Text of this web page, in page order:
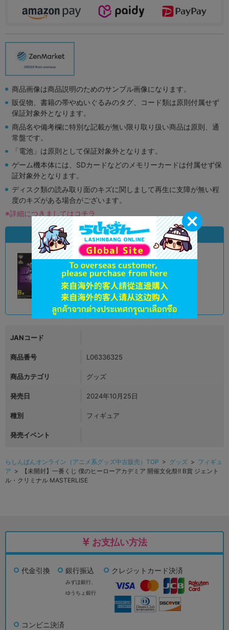
商品画像は商品説明のためのサンプル画像になります。
販促物、書籍の帯やぬいぐるみのタグ、コード類は原則付属せず
保証対象外となります。
商品名や備考欄に特別な記載が無い限り取り扱い商品は原則、通
常盤です。
「電池」は原則として保証対象外となります。
ゲーム機本体には、SDカードなどのメモリーカードは付属せず保
証対象外となります。
ディスク類の読み取り面のキズに関しまして再生に支障が無い程
度のキズがある場合がございます。
※詳細につきましてはコチラ
状態違いの同一商品
状態 :A
オンライン
品切状態 2,990 円 税込
JANコード
商品番号 L06336325
商品カテゴリ グッズ
発売日 2024年10月25日
種別 フィギュア
発売イベント
らしんばんオンライン（アニメ系グッズ中古販売）TOP > グッズ > フィギュ
ア > 【未開封】一番くじ 僕のヒーローアカデミア 開催文化祭!! B賞 ジェント
ル・クリミナル MASTERLISE
お支払い方法
代金引換 銀行振込
みずほ銀行、
ゆうちょ銀行
クレジットカード決済
コンビニ決済